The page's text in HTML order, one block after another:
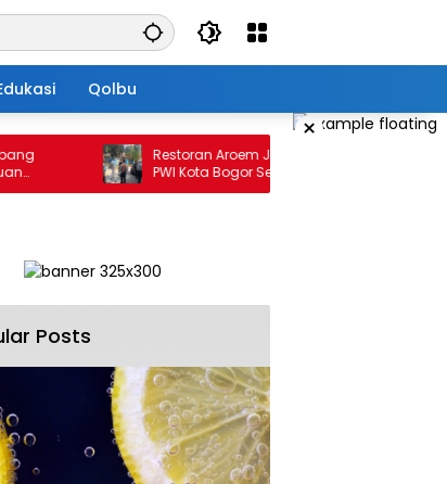
Qolbu
×
Restoran Aroem Jadikan depan Kantor
PWI Kota Bogor Sebagai Area Parkir, Ketua
PWI Dilarang Parkir
Posts